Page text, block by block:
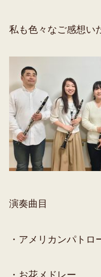
私も色々なご感想い
演奏曲目
・アメリカンパトロ
・お花メドレー